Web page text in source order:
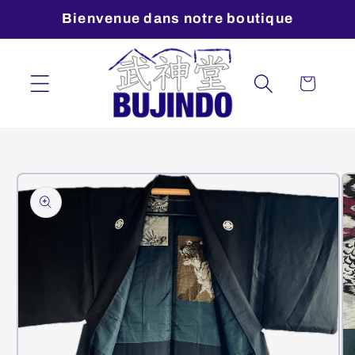
passer
au
Bienvenue dans notre boutique
Panier
Passer aux
informations
produits